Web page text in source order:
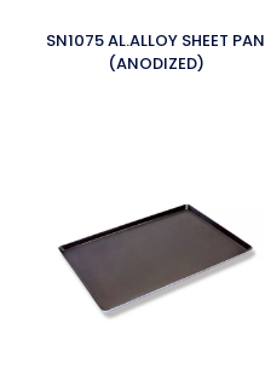
SN1075 AL.ALLOY SHEET PAN
(ANODIZED)